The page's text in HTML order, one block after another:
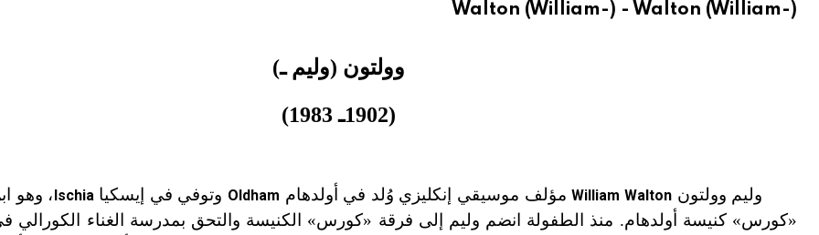
Walton (William-) - Walton (William-)
وولتون (وليم ـ)
(1902ـ 1983)
وليم وولتون William Waltonمؤلف موسيقي إنكليزي وُلد في أولدهام Oldham وتوفي في إيسكيا Ischia، وهو
«كورس» كنيسة أولدهام. منذ الطفولة انضم وليم إلى فرقة «كورس» الكنيسة والتحق بمدرسة الغناء الكورالي